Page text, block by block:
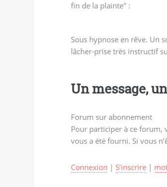
fin de la plainte" :
Sous hypnose en rêve. Un
lâcher-prise très instructif
pouvoir du rêve et sa
Un message,
Forum sur abonnement
Pour participer à ce forum,
vous a été fourni. Si vous
Connexion | S’inscrire|